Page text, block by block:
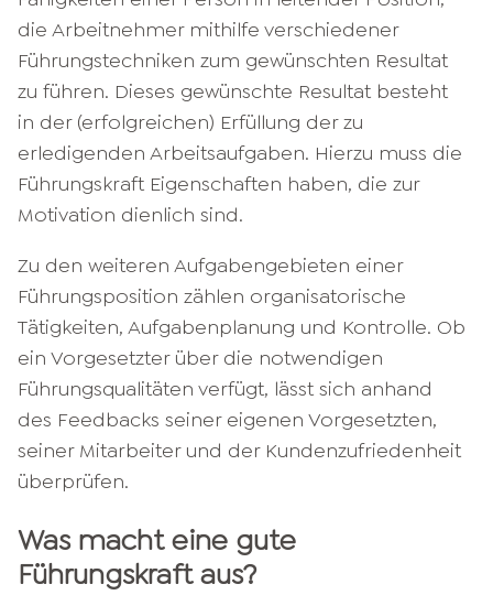
die Arbeitnehmer mithilfe verschiedener
Führungstechniken zum gewünschten Resultat
zu führen. Dieses gewünschte Resultat besteht
in der (erfolgreichen) Erfüllung der zu
erledigenden Arbeitsaufgaben. Hierzu muss die
Führungskraft Eigenschaften haben, die zur
Motivation dienlich sind.
Zu den weiteren Aufgabengebieten einer
Führungsposition zählen organisatorische
Tätigkeiten, Aufgabenplanung und Kontrolle. Ob
ein Vorgesetzter über die notwendigen
Führungsqualitäten verfügt, lässt sich anhand
des Feedbacks seiner eigenen Vorgesetzten,
seiner Mitarbeiter und der Kundenzufriedenheit
überprüfen.
Was macht eine gute
Führungskraft aus?